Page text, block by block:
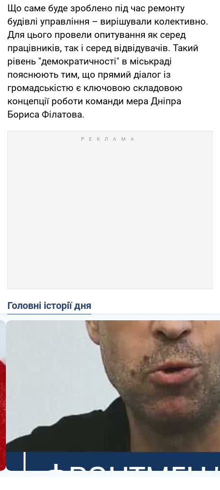
Що саме буде зроблено під час ремонту
будівлі управління – вирішували колективно.
Для цього провели опитування як серед
працівників, так і серед відвідувачів. Такий
рівень "демократичності" в міськраді
пояснюють тим, що прямий діалог із
громадськістю є ключовою складовою
концепції роботи команди мера Дніпра
Бориса Філатова.
Головні історії дня